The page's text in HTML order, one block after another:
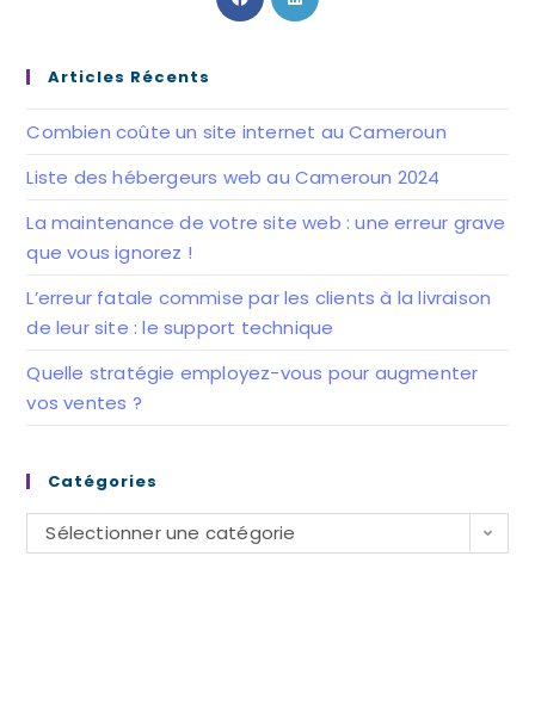
dans
Articles Récents
Combien coûte un site internet au Cameroun
Liste des hébergeurs web au Cameroun 2024
La maintenance de votre site web : une erreur grave
que vous ignorez !
L’erreur fatale commise par les clients à la livraison
de leur site : le support technique
Quelle stratégie employez-vous pour augmenter
vos ventes ?
Catégories
Catégories
Sélectionner une catégorie